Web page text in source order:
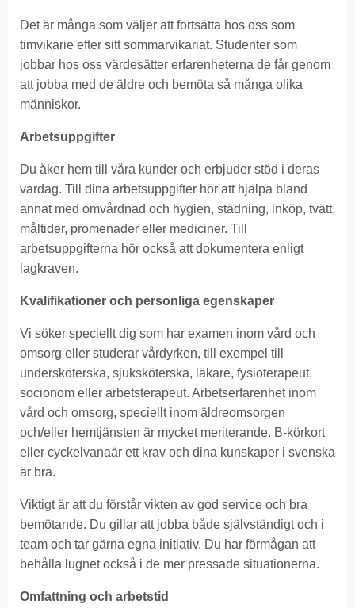
Det är många som väljer att fortsätta hos oss som
timvikarie efter sitt sommarvikariat. Studenter som
jobbar hos oss värdesätter erfarenheterna de får genom
att jobba med de äldre och bemöta så många olika
människor.
Arbetsuppgifter
Du åker hem till våra kunder och erbjuder stöd i deras
vardag. Till dina arbetsuppgifter hör att hjälpa bland
annat med omvårdnad och hygien, städning, inköp, tvätt,
måltider, promenader eller mediciner. Till
arbetsuppgifterna hör också att dokumentera enligt
lagkraven.
Kvalifikationer och personliga egenskaper
Vi söker speciellt dig som har examen inom vård och
omsorg eller studerar vårdyrken, till exempel till
undersköterska, sjuksköterska, läkare, fysioterapeut,
socionom eller arbetsterapeut. Arbetserfarenhet inom
vård och omsorg, speciellt inom äldreomsorgen
och/eller hemtjänsten är mycket meriterande. B-körkort
eller cyckelvanaär ett krav och dina kunskaper i svenska
är bra.
Viktigt är att du förstår vikten av god service och bra
bemötande. Du gillar att jobba både självständigt och i
team och tar gärna egna initiativ. Du har förmågan att
behålla lugnet också i de mer pressade situationerna.
Omfattning och arbetstid